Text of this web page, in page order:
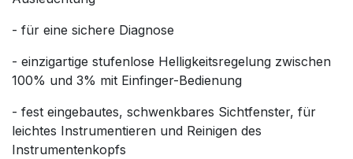
- für eine sichere Diagnose
- einzigartige stufenlose Helligkeitsregelung zwischen
100% und 3% mit Einfinger-Bedienung
- fest eingebautes, schwenkbares Sichtfenster, für
leichtes Instrumentieren und Reinigen des
Instrumentenkopfs